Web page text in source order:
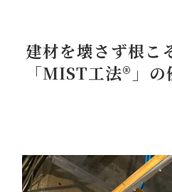
建材を壊さず根こ
「MIST工法®」の